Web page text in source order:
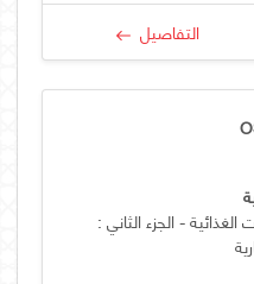
التفاصيل
- الجزء الثاني :